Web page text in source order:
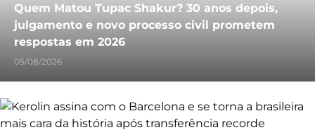
Quem Matou Tupac Shakur? 30 anos depois,
julgamento e novo processo civil prometem
respostas em 2026
05/08/2026